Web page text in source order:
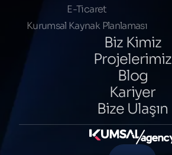
E-Ticaret
Kurumsal Kaynak Planlaması
Biz Kimiz
Projelerimiz
Blog
Kariyer
Bize Ulaşın